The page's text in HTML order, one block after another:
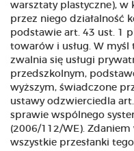
warsztaty plastyczne), w
przez niego działalność
podstawie art. 43 ust. 1
towarów i usług. W myśl
zwalnia się usługi
przedszkolnym,
wyższym, świadczone
ustawy odzwierciedla
sprawie wspólnego
(2006/112/WE). Zdaniem
wszystkie przesłanki